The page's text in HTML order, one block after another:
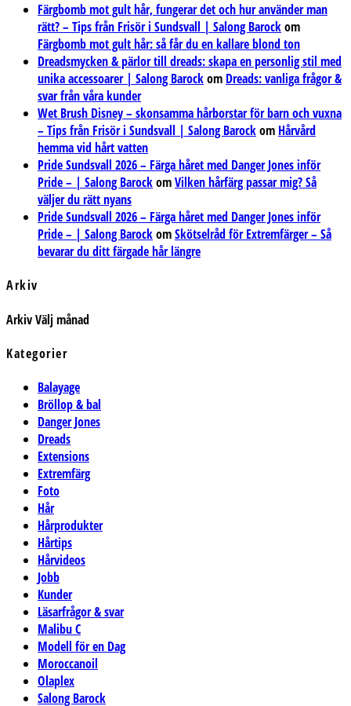
Färgbomb mot gult hår, fungerar det och hur använder man
rätt? – Tips från Frisör i Sundsvall | Salong Barockom
Färgbomb mot gult hår: så får du en kallare blond ton
Dreadsmycken & pärlor till dreads: skapa en personlig stil med
unika accessoarer | Salong Barockom Dreads: vanliga frågor &
svar från våra kunder
Wet Brush Disney – skonsamma hårborstar för barn och vuxna
– Tips från Frisör i Sundsvall | Salong Barockom Hårvård
hemma vid hårt vatten
Pride Sundsvall 2026 – Färga håret med Danger Jones inför
Pride – | Salong BarockomVilken hårfärg passar mig? Så
väljer du rätt nyans
Pride Sundsvall 2026 – Färga håret med Danger Jones inför
Pride – | Salong BarockomSkötselråd för Extremfärger – Så
bevarar du ditt färgade hår längre
Arkiv
ArkivVälj månad
Kategorier
Balayage
Bröllop & bal
Danger Jones
Dreads
Extensions
Extremfärg
Foto
Hår
Hårprodukter
Hårtips
Hårvideos
Jobb
Kunder
Läsarfrågor & svar
Malibu C
Modell för en Dag
Moroccanoil
Olaplex
Salong Barock